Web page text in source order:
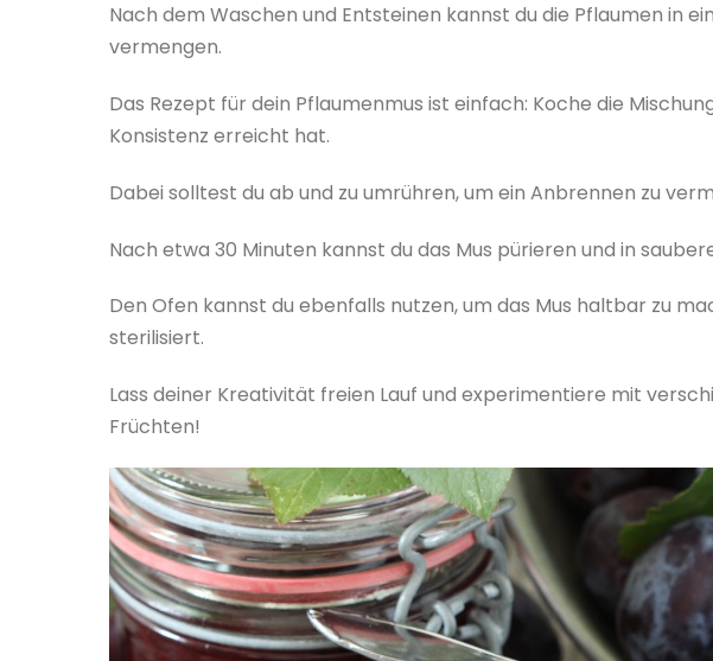
Nach dem Waschen und Entsteinen kannst du die Pflaumen in
vermengen.
Das Rezept für dein Pflaumenmus ist einfach: Koche die
Konsistenz erreicht hat.
Dabei solltest du ab und zu umrühren, um ein Anbrennen zu
Nach etwa 30 Minuten kannst du das Mus pürieren und in
Den Ofen kannst du ebenfalls nutzen, um das Mus haltbar zu
sterilisiert.
Lass deiner Kreativität freien Lauf und experimentiere mit
Früchten!